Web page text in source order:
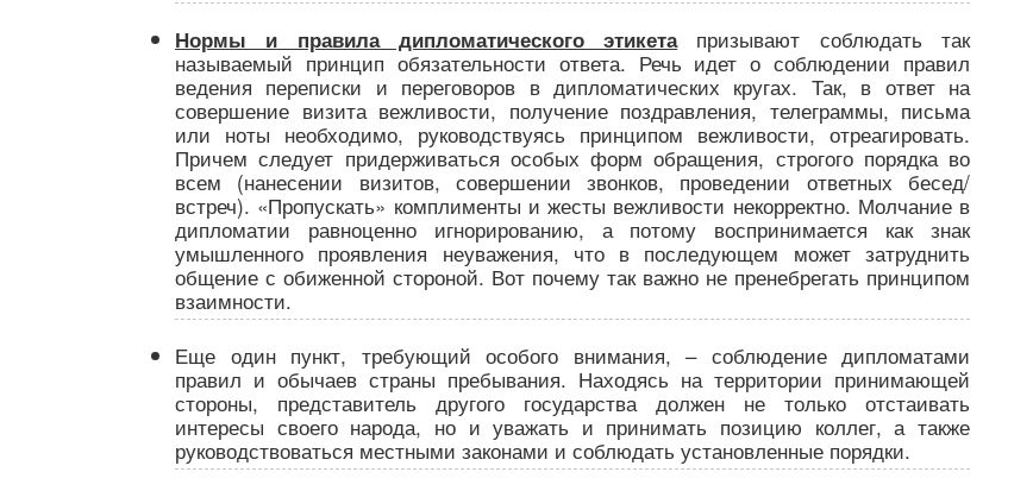
Нормы и правила дипломатического этикетапризывают соблюдать так
называемый принцип обязательности ответа. Речь идет о соблюдении правил
ведения переписки и переговоров в дипломатических кругах. Так, в ответ на
совершение визита вежливости, получение поздравления, телеграммы, письма
или ноты необходимо, руководствуясь принципом вежливости, отреагировать.
Причем следует придерживаться особых форм обращения, строгого порядка во
всем (нанесении визитов, совершении звонков, проведении ответных бесед/
встреч). «Пропускать» комплименты и жесты вежливости некорректно. Молчание в
дипломатии равноценно игнорированию, а потому воспринимается как знак
умышленного проявления неуважения, что в последующем может затруднить
общение с обиженной стороной. Вот почему так важно не пренебрегать принципом
взаимности.
Еще один пункт, требующий особого внимания, – соблюдение дипломатами
правил и обычаев страны пребывания. Находясь на территории принимающей
стороны, представитель другого государства должен не только отстаивать
интересы своего народа, но и уважать и принимать позицию коллег, а также
руководствоваться местными законами и соблюдать установленные порядки.